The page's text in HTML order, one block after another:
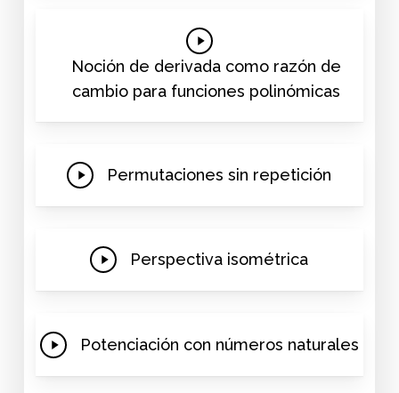
Play
Video
Noción de derivada como razón de
cambio para funciones polinómicas
Play
Permutaciones sin repetición
Play
Perspectiva isométrica
Play
Potenciación con números naturales